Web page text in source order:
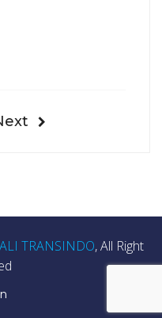
TRANSINDO, All Right